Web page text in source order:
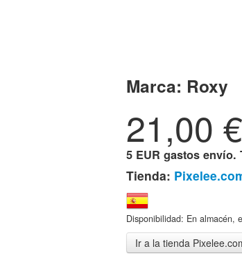
Marca: Roxy
21,00 €
5 EUR gastos envío.
Tienda:
Disponibilidad: En almacén,
Ir a la tienda